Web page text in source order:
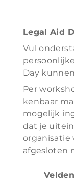
Legal Aid
Vul
Day
Per
kenbaar
mogelijk
dat je
organisatie
afgesloten